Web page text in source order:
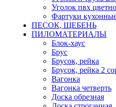
Уголок пвх
Фартуки
ПЕСОК, ЩЕБЕНЬ
ПИЛОМАТЕРИАЛЫ
Блок-хаус
Брус
Брусок, рейка
Брусок, рейка 2
Вагонка
Вагонка четверть
Доска обрезная